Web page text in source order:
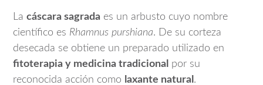
La cáscara sagrada es un arbusto cuyo nombre
científico es Rhamnus purshiana. De su corteza
desecada se obtiene un preparado utilizado en
fitoterapia y medicina tradicional por su
reconocida acción como laxante natural .